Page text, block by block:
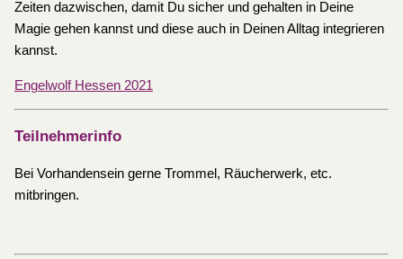
Zeiten dazwischen, damit Du sicher und gehalten in Deine
Magie gehen kannst und diese auch in Deinen Alltag integrieren
kannst.
Engelwolf Hessen 2021
Teilnehmerinfo
Bei Vorhandensein gerne Trommel, Räucherwerk, etc.
mitbringen.